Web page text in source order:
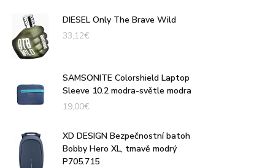
DIESEL Only The Brave Wild
33,12€
SAMSONITE Colorshield Laptop
Sleeve 10.2 modra-světle modra
19,00€
XD DESIGN Bezpečnostní batoh
Bobby Hero XL, tmavě modrý
P705.715